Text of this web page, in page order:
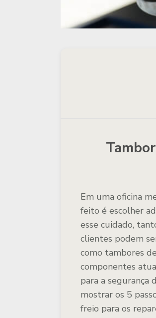
Em uma oficina
feito é escolher
esse cuidado,
clientes podem
como tambores
componentes
para a segurança
mostrar os 5
freio para os